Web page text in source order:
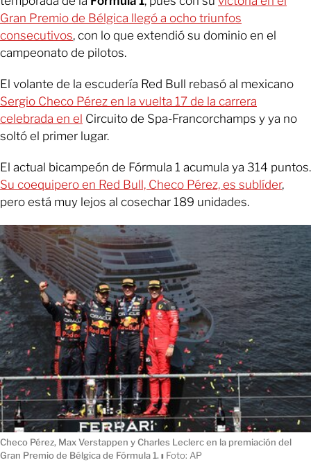
Gran Premio de Bélgica llegó a ocho triunfos
consecutivos, con lo que extendió su dominio en el
campeonato de pilotos.
El volante de la escudería Red Bull rebasó al mexicano
Sergio Checo Pérez en la vuelta 17 de la carrera
celebrada en el Circuito de Spa-Francorchamps y ya no
soltó el primer lugar.
El actual bicampeón de Fórmula 1 acumula ya 314 puntos.
Su coequipero en Red Bull, Checo Pérez, es sublíder,
pero está muy lejos al cosechar 189 unidades.
Checo Pérez, Max Verstappen y Charles Leclerc en la premiación del
Gran Premio de Bélgica de Fórmula 1. ı Foto: AP